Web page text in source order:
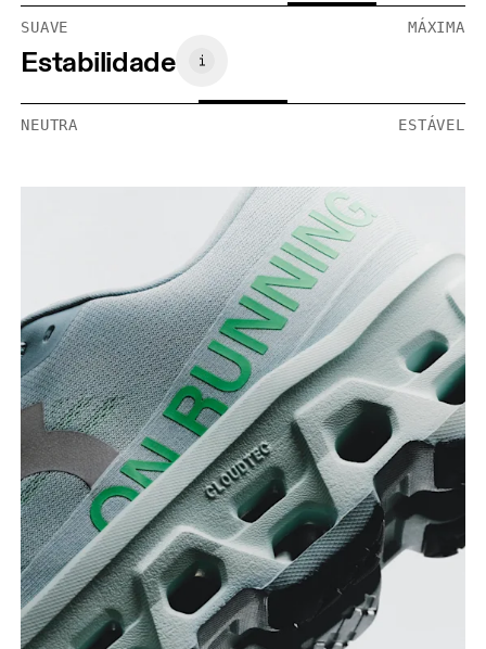
SUAVE MÁXIMA
Estabilidade
NEUTRA ESTÁVEL